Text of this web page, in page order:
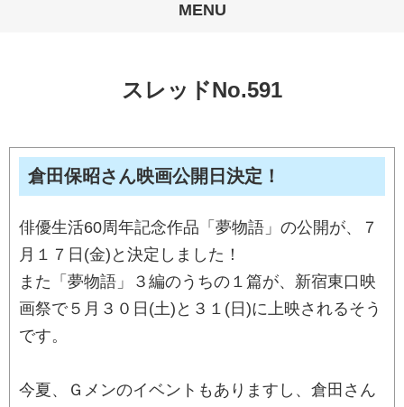
MENU
スレッドNo.591
倉田保昭さん映画公開日決定！
俳優生活60周年記念作品「夢物語」の公開が、７
月１７日(金)と決定しました！
また「夢物語」３編のうちの１篇が、新宿東口映
画祭で５月３０日(土)と３１(日)に上映されるそう
です。
今夏、Ｇメンのイベントもありますし、倉田さん